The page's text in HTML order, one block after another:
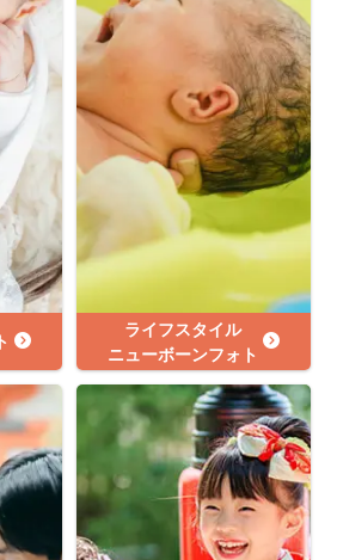
ライフスタイル
ニューボーンフォト